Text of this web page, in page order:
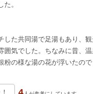
た。
した共同湯で足湯もあり、観
囲気でした。ちなみに昔、
粉の様な湯の花が浮いたの